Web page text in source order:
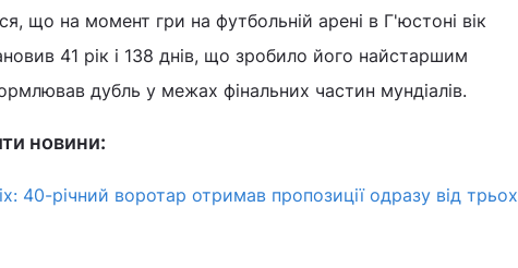
що на момент гри на футбольній арені в Г'юстоні вік
41 рік і 138 днів, що зробило його найстаршим
дубль у межах фінальних частин мундіалів.
новини:
40-річний воротар отримав пропозиції одразу від трьох